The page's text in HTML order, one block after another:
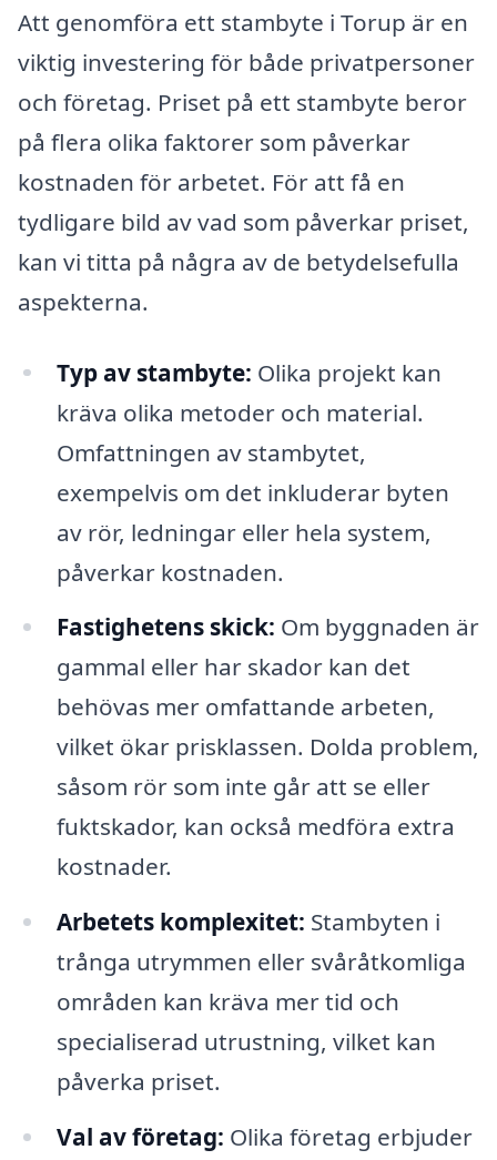
Att genomföra ett stambyte i Torup är en
viktig investering för både privatpersoner
och företag. Priset på ett stambyte beror
på flera olika faktorer som påverkar
kostnaden för arbetet. För att få en
tydligare bild av vad som påverkar priset,
kan vi titta på några av de betydelsefulla
aspekterna.
Typ av stambyte: Olika projekt kan
kräva olika metoder och material.
Omfattningen av stambytet,
exempelvis om det inkluderar byten
av rör, ledningar eller hela system,
påverkar kostnaden.
Fastighetens skick: Om byggnaden är
gammal eller har skador kan det
behövas mer omfattande arbeten,
vilket ökar prisklassen. Dolda problem,
såsom rör som inte går att se eller
fuktskador, kan också medföra extra
kostnader.
Arbetets komplexitet: Stambyten i
trånga utrymmen eller svåråtkomliga
områden kan kräva mer tid och
specialiserad utrustning, vilket kan
påverka priset.
Val av företag: Olika företag erbjuder